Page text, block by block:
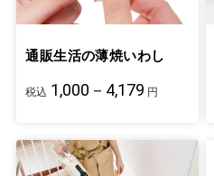
通販生活の薄焼いわし
税込 1,000－4,179 円